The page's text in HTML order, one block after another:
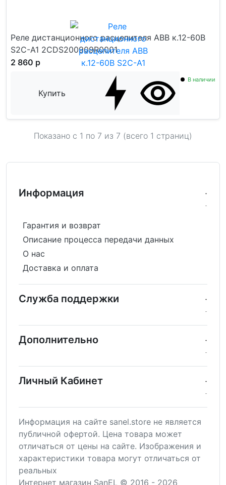
Реле дистанционного расцепителя АВВ к.12-60В
S2C-A1 2CDS200909R0001
2 860 р
Купить
В наличии
Показано с 1 по 7 из 7 (всего 1 страниц)
Информация
Гарантия и возврат
Описание процесса передачи данных
О нас
Доставка и оплата
Служба поддержки
Дополнительно
Личный Кабинет
Информация на сайте sanel.store не является
публичной офертой. Цена товара может
отличаться от цены на сайте. Изображения и
характеристики товара могут отличаться от
реальных
Интернет магазин SanEL © 2016 - 2026